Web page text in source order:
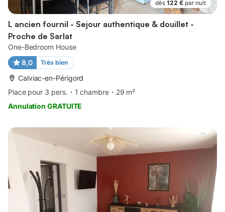
dès 122 € par nuit
L ancien fournil - Sejour authentique & douillet -
Proche de Sarlat
One-Bedroom House
8,0
Très bien
Calviac-en-Périgord
Place pour 3 pers.
1 chambre
29 m²
Annulation GRATUITE